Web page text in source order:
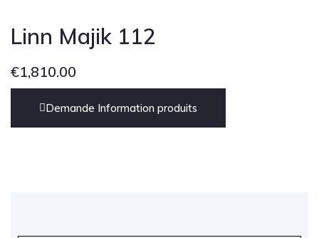
Linn Majik 112
€1,810.00
Demande Information produits